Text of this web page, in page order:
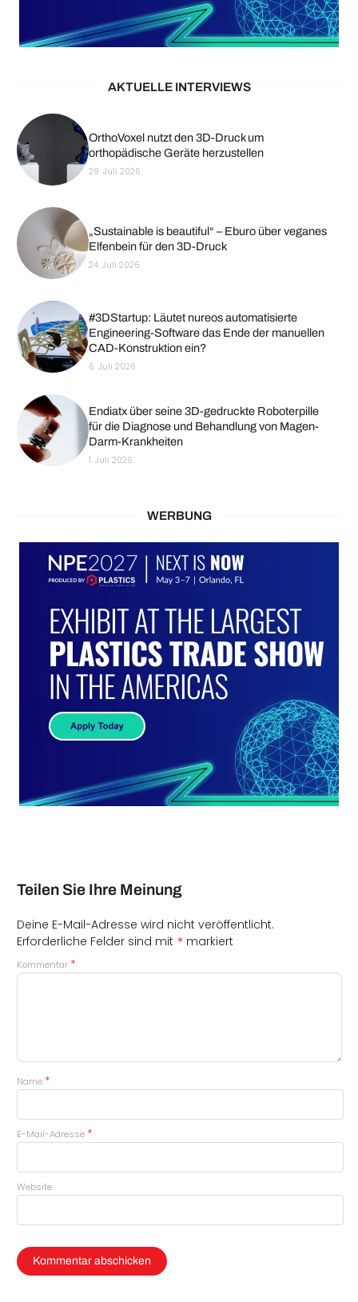
AKTUELLE INTERVIEWS
OrthoVoxel nutzt den 3D-Druck um
orthopädische Geräte herzustellen
29. Juli 2026
„Sustainable is beautiful“ – Eburo über veganes
Elfenbein für den 3D-Druck
24. Juli 2026
#3DStartup: Läutet nureos automatisierte
Engineering-Software das Ende der manuellen
CAD-Konstruktion ein?
6. Juli 2026
Endiatx über seine 3D-gedruckte Roboterpille
für die Diagnose und Behandlung von Magen-
Darm-Krankheiten
1. Juli 2026
WERBUNG
Teilen Sie Ihre Meinung
Deine E-Mail-Adresse wird nicht veröffentlicht.
Erforderliche Felder sind mit * markiert
Kommentar *
Name *
E-Mail-Adresse *
Website